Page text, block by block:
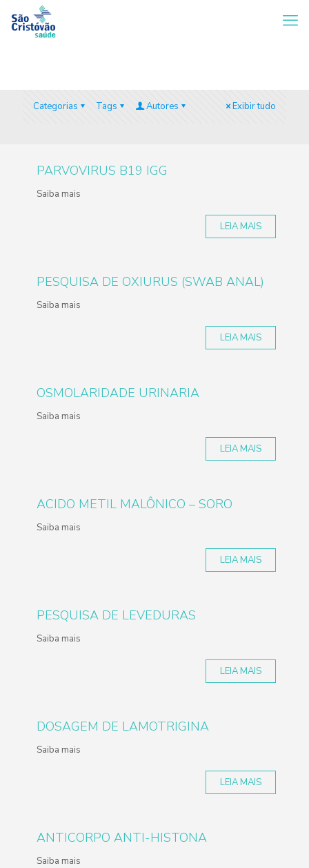
Categorias Tags Autores Exibir tudo
PARVOVIRUS B19 IGG
Saiba mais
LEIA MAIS
PESQUISA DE OXIURUS (SWAB ANAL)
Saiba mais
LEIA MAIS
OSMOLARIDADE URINARIA
Saiba mais
LEIA MAIS
ACIDO METIL MALÔNICO – SORO
Saiba mais
LEIA MAIS
PESQUISA DE LEVEDURAS
Saiba mais
LEIA MAIS
DOSAGEM DE LAMOTRIGINA
Saiba mais
LEIA MAIS
ANTICORPO ANTI-HISTONA
Saiba mais